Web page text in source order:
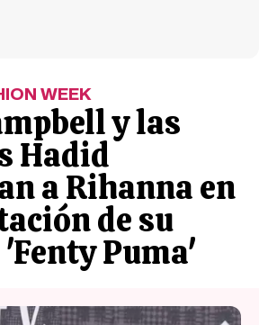
WEEK
y las
Hadid
a Rihanna en
de su
Puma'